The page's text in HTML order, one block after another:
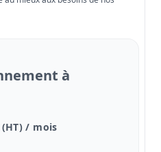
à
(HT) / mois